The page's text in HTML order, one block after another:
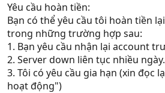
Yêu cầu hoàn tiền:
Bạn có thể yêu cầu tôi hoàn tiền
trong những trường hợp sau:
1. Bạn yêu cầu nhận lại account
2. Server down liên tục nhiều
3. Tôi có yêu cầu gia hạn (xin đọc
hoạt động")